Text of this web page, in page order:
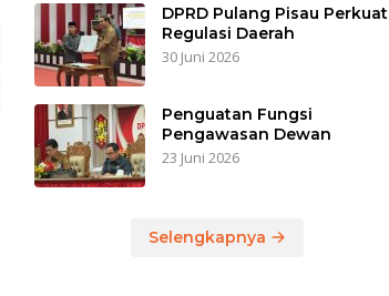
DPRD Pulang Pisau Perkuat
Regulasi Daerah
30 Juni 2026
Penguatan Fungsi
Pengawasan Dewan
23 Juni 2026
Selengkapnya